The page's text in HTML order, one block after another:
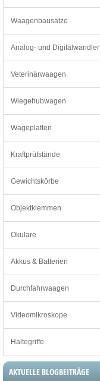
Waagenbausätze
Analog- und Digitalwandler
Veterinärwaagen
Wiegehubwagen
Wägeplatten
Kraftprüfstände
Gewichtskörbe
Objektklemmen
Okulare
Akkus & Batterien
Durchfahrwaagen
Videomikroskope
Haltegriffe
AKTUELLE BLOGBEITRÄGE